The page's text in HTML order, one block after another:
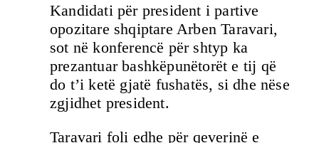
Kandidati për president i partive
opozitare shqiptare Arben Taravari,
sot në konferencë për shtyp ka
prezantuar bashkëpunëtorët e tij që
do t’i ketë gjatë fushatës, si dhe nëse
zgjidhet president.
Taravari foli edhe për qeverinë e